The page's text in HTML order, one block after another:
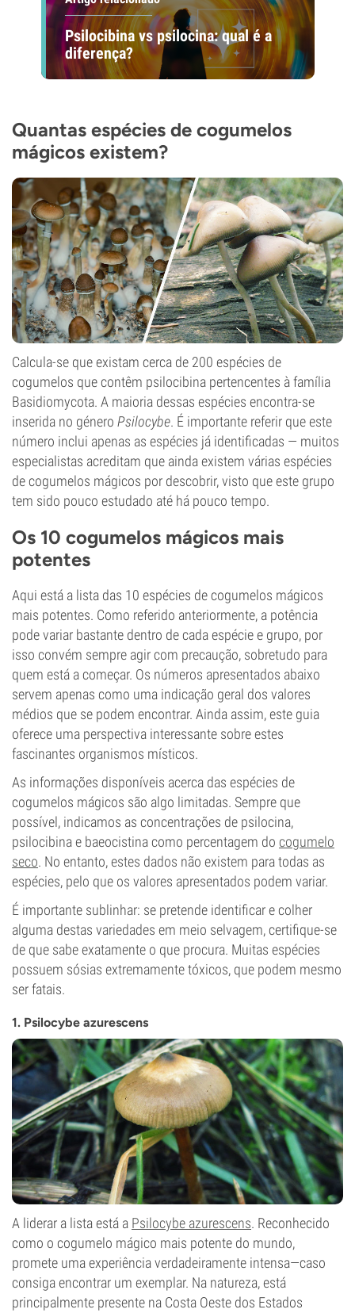
Psilocibina vs psilocina: qual é a
diferença?
Quantas espécies de cogumelos
mágicos existem?
Calcula-se que existam cerca de 200 espécies de
cogumelos que contêm psilocibina pertencentes à família
Basidiomycota. A maioria dessas espécies encontra-se
inserida no género Psilocybe. É importante referir que este
número inclui apenas as espécies já identificadas — muitos
especialistas acreditam que ainda existem várias espécies
de cogumelos mágicos por descobrir, visto que este grupo
tem sido pouco estudado até há pouco tempo.
Os 10 cogumelos mágicos mais
potentes
Aqui está a lista das 10 espécies de cogumelos mágicos
mais potentes. Como referido anteriormente, a potência
pode variar bastante dentro de cada espécie e grupo, por
isso convém sempre agir com precaução, sobretudo para
quem está a começar. Os números apresentados abaixo
servem apenas como uma indicação geral dos valores
médios que se podem encontrar. Ainda assim, este guia
oferece uma perspectiva interessante sobre estes
fascinantes organismos místicos.
As informações disponíveis acerca das espécies de
cogumelos mágicos são algo limitadas. Sempre que
possível, indicamos as concentrações de psilocina,
psilocibina e baeocistina como percentagem do cogumelo
seco. No entanto, estes dados não existem para todas as
espécies, pelo que os valores apresentados podem variar.
É importante sublinhar: se pretende identificar e colher
alguma destas variedades em meio selvagem, certifique-se
de que sabe exatamente o que procura. Muitas espécies
possuem sósias extremamente tóxicos, que podem mesmo
ser fatais.
1. Psilocybe azurescens
A liderar a lista está a Psilocybe azurescens. Reconhecido
como o cogumelo mágico mais potente do mundo,
promete uma experiência verdadeiramente intensa—caso
consiga encontrar um exemplar. Na natureza, está
principalmente presente na Costa Oeste dos Estados